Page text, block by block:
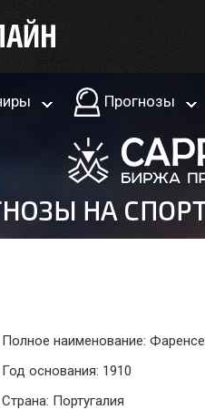
Прогнозы
Полное наименование: Фаренсе
Год основания: 1910
Страна: Португалия